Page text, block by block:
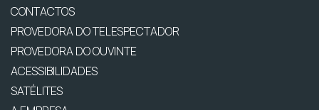
CONTACTOS
PROVEDORA DO TELESPECTADOR
PROVEDORA DO OUVINTE
ACESSIBILIDADES
SATÉLITES